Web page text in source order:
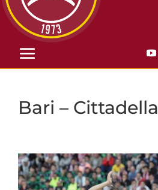
Bari – Cittadella